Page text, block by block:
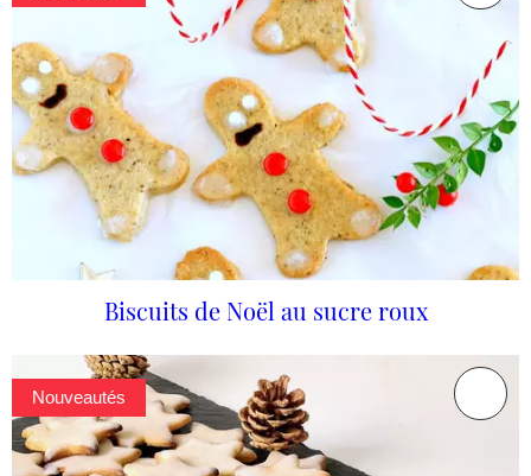
Biscuits de Noël au sucre roux
Nouveautés